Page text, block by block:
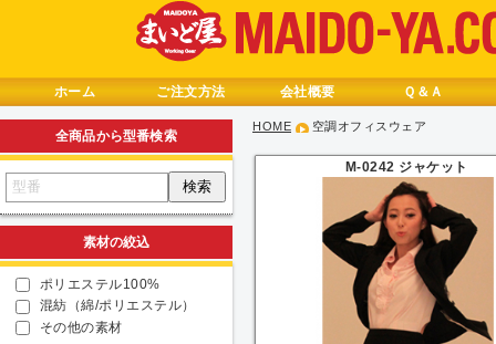
HOME 空調オフィスウェア
M-0242 ジャケット
全商品から型番検索
素材の絞込
ポリエステル100%
混紡（綿/ポリエステル）
その他の素材
ホーム ご注文方法 会社概要 Ｑ＆Ａ